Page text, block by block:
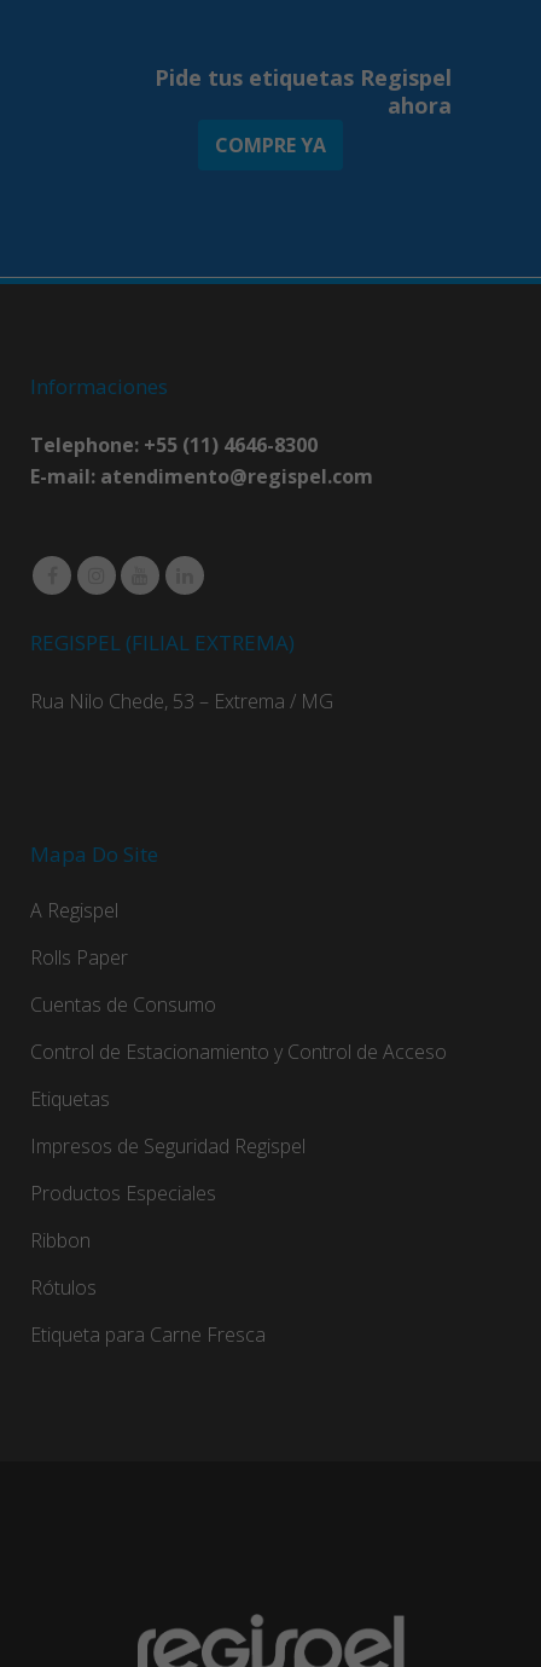
Pide tus etiquetas Regispel
ahora
COMPRE YA
Informaciones
Telephone: +55 (11) 4646-8300
E-mail: atendimento@regispel.com
REGISPEL (FILIAL EXTREMA)
Rua Nilo Chede, 53 – Extrema / MG
Mapa Do Site
A Regispel
Rolls Paper
Cuentas de Consumo
Control de Estacionamiento y Control de Acceso
Etiquetas
Impresos de Seguridad Regispel
Productos Especiales
Ribbon
Rótulos
Etiqueta para Carne Fresca